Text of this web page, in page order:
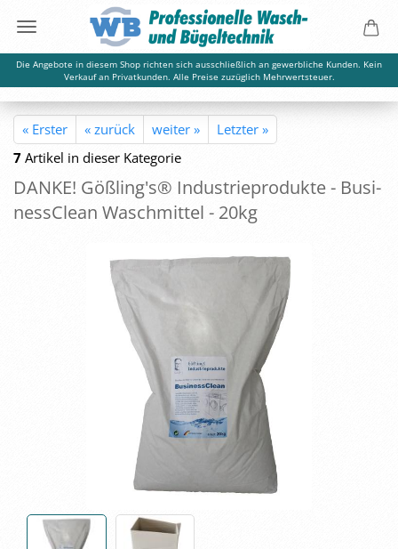
Die Angebote in diesem Shop richten sich ausschließlich an gewerbliche Kunden. Kein
Verkauf an Privatkunden. Alle Preise zuzüglich Mehrwertsteuer.
« Erster « zurück weiter »
Letzter »
7 Artikel in dieser Kategorie
DANKE! Göß­ling's® In­dus­trie­pro­duk­te - Busi­
ness­Clean Wasch­mit­tel - 20kg